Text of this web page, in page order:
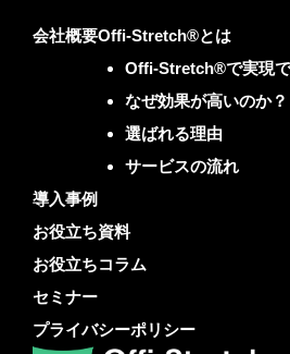
会社概要Offi-Stretch®とは
Offi-Stretch®で実現
なぜ効果が高いのか？
選ばれる理由
サービスの流れ
導入事例
お役立ち資料
お役立ちコラム
セミナー
プライバシーポリシー